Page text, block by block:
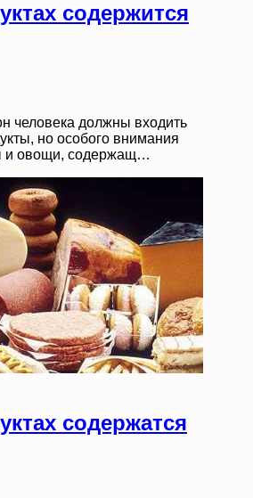
содержится
человека должны входить
но особого внимания
и овощи, содержащ…
содержатся